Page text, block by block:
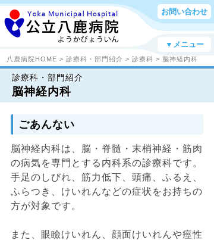
お問い合わせ
▼メニュー
八鹿病院HOME > 診療科・部門紹介 > 診療科 > 脳神経内科
診療科・部門紹介
脳神経内科
ごあんない
脳神経内科は、脳・脊髄・末梢神経・筋肉
の病気を専門とする内科系の診療科です。
手足のしびれ、筋力低下、頭痛、ふるえ、
ふらつき、けいれんなどの症状をお持ちの
方が対象です。
また、眼瞼けいれん、顔面けいれんや痙性